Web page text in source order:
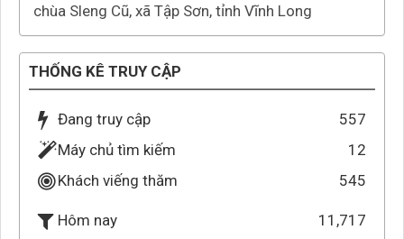
chùa Sleng Cũ, xã Tập Sơn, tỉnh Vĩnh Long
THỐNG KÊ TRUY CẬP
Đang truy cập
557
Máy chủ tìm kiếm
12
Khách viếng thăm
545
Hôm nay
11,717